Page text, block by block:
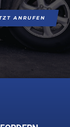
ANRUFEN